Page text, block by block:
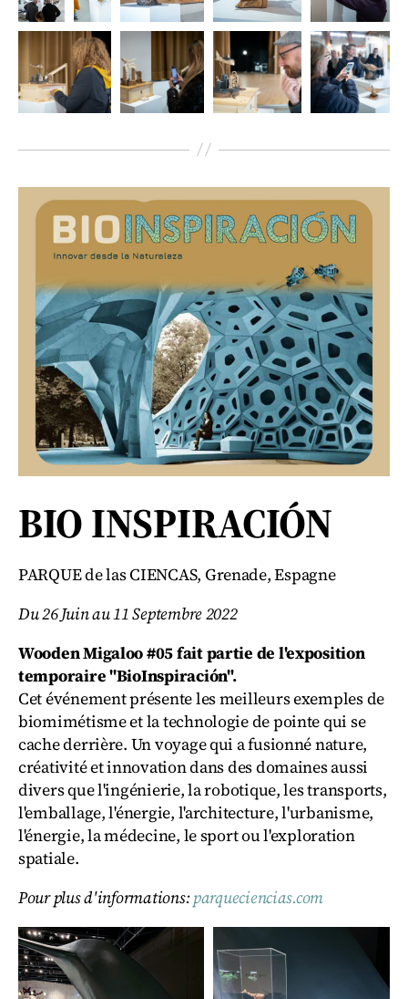
BIO INSPIRACIÓN
PARQUE de las CIENCAS, Grenade, Espagne
Du 26 Juin au 11 Septembre 2022
Wooden Migaloo #05 fait partie de l'exposition
temporaire "BioInspiración".
Cet événement présente les meilleurs exemples de
biomimétisme et la technologie de pointe qui se
cache derrière. Un voyage qui a fusionné nature,
créativité et innovation dans des domaines aussi
divers que l'ingénierie, la robotique, les transports,
l'emballage, l'énergie, l'architecture, l'urbanisme,
l'énergie, la médecine, le sport ou l'exploration
spatiale.
Pour plus d'informations:parqueciencias.com